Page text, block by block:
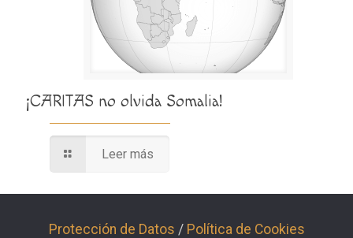
¡CARITAS no olvida Somalia!
Leer más
Protección de Datos / Política de Cookies